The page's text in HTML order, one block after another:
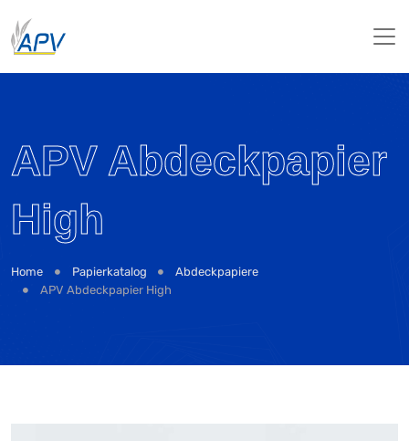
APV Abdeckpapier
High
Home Papierkatalog
Abdeckpapiere
APV Abdeckpapier High